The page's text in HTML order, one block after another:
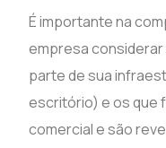
É importante na
empresa
parte de sua
escritório) e os que
comercial e são